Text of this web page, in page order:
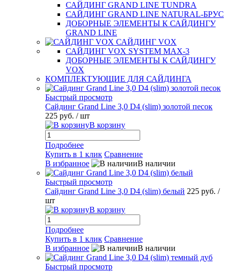
САЙДИНГ GRAND LINE TUNDRA
САЙДИНГ GRAND LINE NATURAL-БРУС
ДОБОРНЫЕ ЭЛЕМЕНТЫ К САЙДИНГУ
GRAND LINE
САЙДИНГ VOX
САЙДИНГ VOX SYSTEM MAX-3
ДОБОРНЫЕ ЭЛЕМЕНТЫ К САЙДИНГУ
VOX
КОМПЛЕКТУЮЩИЕ ДЛЯ САЙДИНГА
Быстрый просмотр
Сайдинг Grand Line 3,0 D4 (slim) золотой песок
225 руб. / шт
В корзину
Подробнее
Купить в 1 клик Сравнение
В избранное
В наличии
Быстрый просмотр
Сайдинг Grand Line 3,0 D4 (slim) белый 225 руб. /
шт
В корзину
Подробнее
Купить в 1 клик Сравнение
В избранное
В наличии
Быстрый просмотр